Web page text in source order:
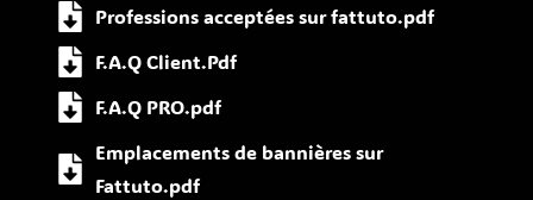
Professions acceptées sur fattuto.pdf
F.A.Q Client.Pdf
F.A.Q PRO.pdf
Emplacements de bannières sur
Fattuto.pdf